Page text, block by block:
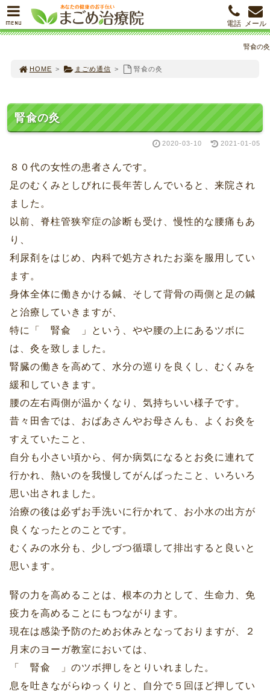
腎兪の灸
HOME > まごめ通信 > 腎兪の灸
腎兪の灸
2020-03-10 2021-01-05
８０代の女性の患者さんです。
足のむくみとしびれに長年苦しんでいると、来院され
ました。
以前、脊柱管狭窄症の診断も受け、慢性的な腰痛もあ
り、
利尿剤をはじめ、内科で処方されたお薬を服用してい
ます。
身体全体に働きかける鍼、そして背骨の両側と足の鍼
と治療していきますが、
特に「 腎兪 」という、やや腰の上にあるツボに
は、灸を致しました。
腎臓の働きを高めて、水分の巡りを良くし、むくみを
緩和していきます。
腰の左右両側が温かくなり、気持ちいい様子です。
昔々田舎では、おばあさんやお母さんも、よくお灸を
すえていたこと、
自分も小さい頃から、何か病気になるとお灸に連れて
行かれ、熱いのを我慢してがんばったこと、いろいろ
思い出されました。
治療の後は必ずお手洗いに行かれて、お小水の出方が
良くなったとのことです。
むくみの水分も、少しづつ循環して排出すると良いと
思います。
腎の力を高めることは、根本の力として、生命力、免
疫力を高めることにもつながります。
現在は感染予防のためお休みとなっておりますが、２
月末のヨーガ教室においては、
「 腎兪 」のツボ押しをとりいれました。
息を吐きながらゆっくりと、自分で５回ほど押してい
MENU メール
電話